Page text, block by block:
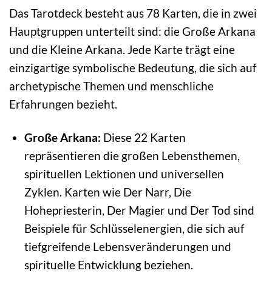
Das Tarotdeck besteht aus 78 Karten, die in zwei
Hauptgruppen unterteilt sind: die Große Arkana
und die Kleine Arkana. Jede Karte trägt eine
einzigartige symbolische Bedeutung, die sich auf
archetypische Themen und menschliche
Erfahrungen bezieht.
Große Arkana: Diese 22 Karten
repräsentieren die großen Lebensthemen,
spirituellen Lektionen und universellen
Zyklen. Karten wie Der Narr, Die
Hohepriesterin, Der Magier und Der Tod sind
Beispiele für Schlüsselenergien, die sich auf
tiefgreifende Lebensveränderungen und
spirituelle Entwicklung beziehen.